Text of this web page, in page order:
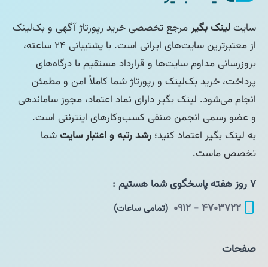
سایتلینک بگیرمرجع تخصصی خرید رپورتاژ آگهی و بک‌لینک
از معتبرترین سایت‌های ایرانی است. با پشتیبانی ۲۴ ساعته،
بروزرسانی مداوم سایت‌ها و قرارداد مستقیم با درگاه‌های
پرداخت، خرید بک‌لینک و رپورتاژ شما کاملاً امن و مطمئن
انجام می‌شود. لینک بگیر دارای نماد اعتماد، مجوز ساماندهی
و عضو رسمی انجمن صنفی کسب‌وکارهای اینترنتی است.
به لینک بگیر اعتماد کنید؛ رشد رتبه و اعتبار سایتشما
تخصص ماست.
۷ روز هفته پاسخگوی شما هستیم :
۴۷۰۳۷۲۲ - ۰۹۱۲
(تمامی ساعات)
صفحات